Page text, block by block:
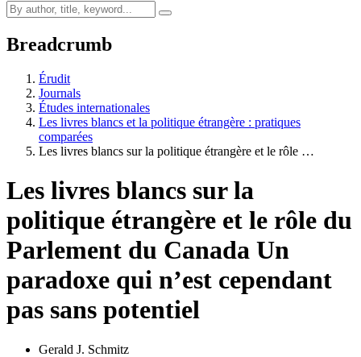
Breadcrumb
Érudit
Journals
Études internationales
Les livres blancs et la politique étrangère : pratiques
comparées
Les livres blancs sur la politique étrangère et le rôle …
Les livres blancs sur la
politique étrangère et le rôle du
Parlement du Canada Un
paradoxe qui n’est cependant
pas sans potentiel
Gerald J. Schmitz